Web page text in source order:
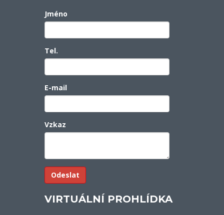
Jméno
Tel.
E-mail
Vzkaz
VIRTUÁLNÍ PROHLÍDKA